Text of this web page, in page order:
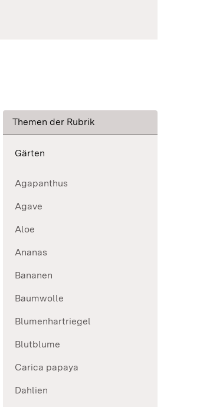
Themen der Rubrik
Gärten
Agapanthus
Agave
Aloe
Ananas
Bananen
Baumwolle
Blumenhartriegel
Blutblume
Carica papaya
Dahlien